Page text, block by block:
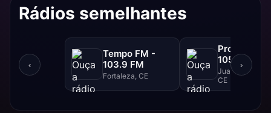
Rádios semelhantes
‹
Tempo FM -
103.9 FM
Fortaleza, CE
Progresso
105.1 FM
Juazeiro Do
CE
›